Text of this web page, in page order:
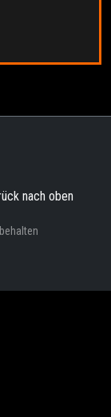
nach oben